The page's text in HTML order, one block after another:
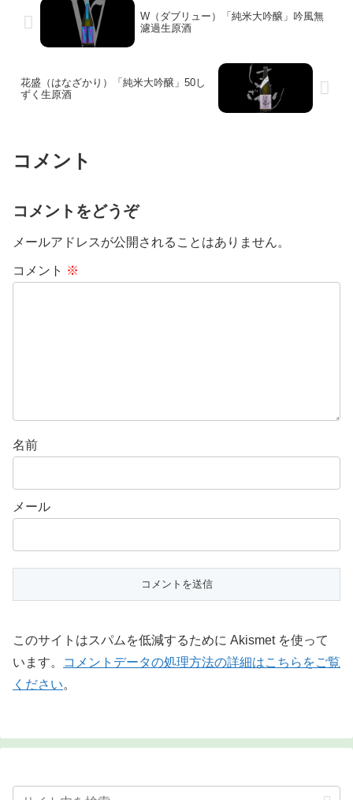
W（ダブリュー）「純米大吟醸」吟風無
濾過生原酒
花盛（はなざかり）「純米大吟醸」50し
ずく生原酒
コメント
コメントをどうぞ
メールアドレスが公開されることはありません。
コメント ※
名前
メール
このサイトはスパムを低減するために Akismet を使って
います。
コメントデータの処理方法の詳細はこちらをご覧
ください。